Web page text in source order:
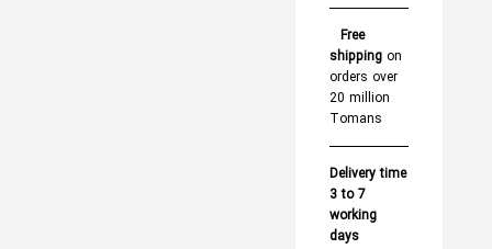
Free
shipping on
orders over
20 million
Tomans
Delivery time
3 to 7
working
days